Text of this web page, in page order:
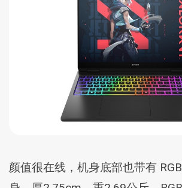
颜值很在线，机身底部也带有